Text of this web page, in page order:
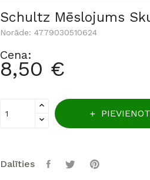
Schultz Mēslojums
Norāde: 4779030510624
Cena:
8,50 €
Dalīties